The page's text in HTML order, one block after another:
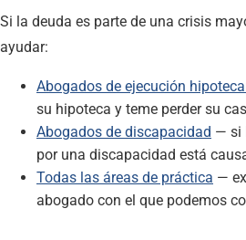
Si la deuda es parte de una crisis
ayudar:
Abogados de ejecución
su hipoteca y teme perder su
Abogados de discapacidad — si
por una discapacidad está
Todas las áreas de práctica —
abogado con el que podemos